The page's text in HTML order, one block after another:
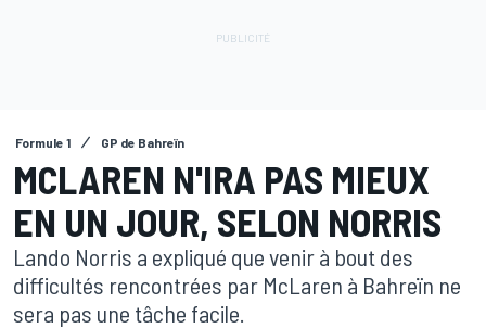
Formule 1 GP de Bahreïn
MCLAREN N'IRA PAS MIEUX
EN UN JOUR, SELON NORRIS
Lando Norris a expliqué que venir à bout des
difficultés rencontrées par McLaren à Bahreïn ne
sera pas une tâche facile.